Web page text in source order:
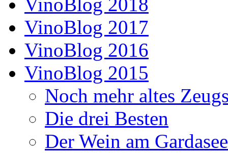
VinoBlog 2018
VinoBlog 2017
VinoBlog 2016
VinoBlog 2015
Noch mehr altes
Die drei Besten
Der Wein am Gardasee